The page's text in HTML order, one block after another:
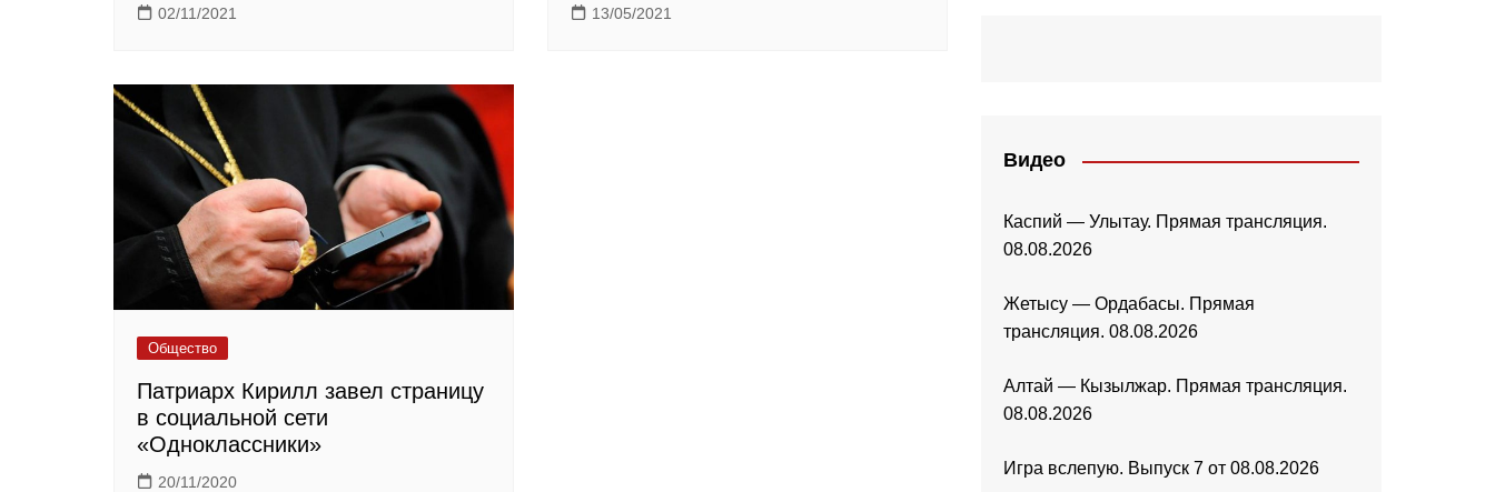
02/11/2021 13/05/2021
Общество
Патриарх Кирилл завел страницу
в социальной сети
«Одноклассники»
20/11/2020
Видео
Каспий — Улытау. Прямая трансляция.
08.08.2026
Жетысу — Ордабасы. Прямая
трансляция. 08.08.2026
Алтай — Кызылжар. Прямая трансляция.
08.08.2026
Игра вслепую. Выпуск 7 от 08.08.2026